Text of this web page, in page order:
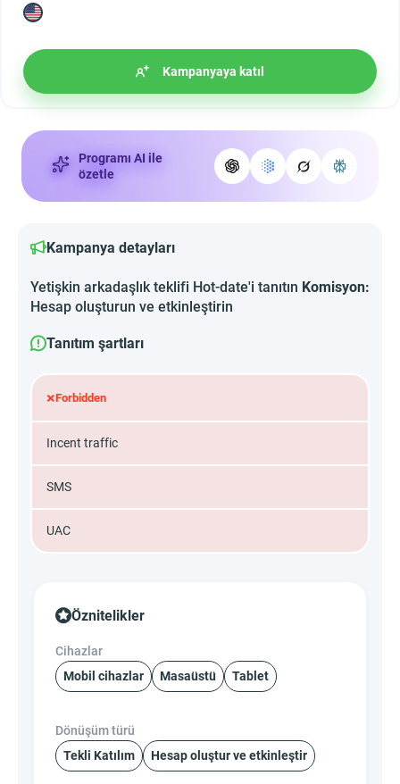
Kampanyaya katıl
Programı AI ile
özetle
Kampanya detayları
Yetişkin arkadaşlık teklifi Hot-date'i tanıtın Komisyon:
Hesap oluşturun ve etkinleştirin
Tanıtım şartları
×Forbidden
Incent traffic
SMS
UAC
Öznitelikler
Cihazlar
Mobil cihazlar
Masaüstü Tablet
Dönüşüm türü
Tekli Katılım
Hesap oluştur ve etkinleştir